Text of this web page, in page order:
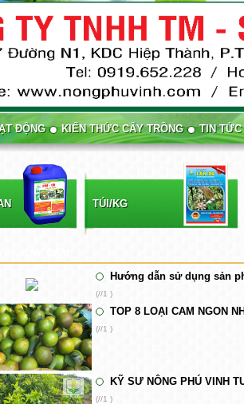
ĐỘNG KIẾN THỨC CÂY TRỒNG TIN TỨC
TÚI/KG
Hướng dẫn sử dụng sản
(//1 )
TOP 8 LOẠI CAM NGON
(//1 )
KỸ SƯ NÔNG PHÚ VINH
(//1 )